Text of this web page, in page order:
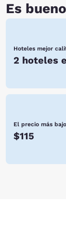
Es
Hoteles mejor
2 hoteles
El precio más bajo
$115